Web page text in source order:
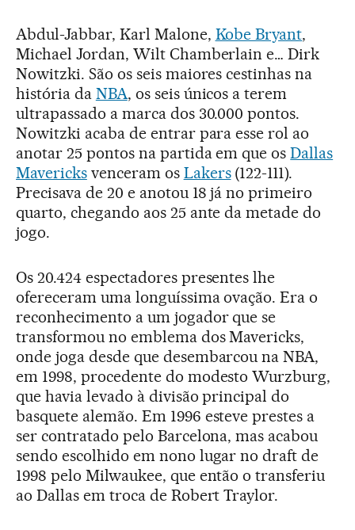
Abdul-Jabbar, Karl Malone, Kobe Bryant,
Michael Jordan, Wilt Chamberlain e… Dirk
Nowitzki. São os seis maiores cestinhas na
história da NBA, os seis únicos a terem
ultrapassado a marca dos 30.000 pontos.
Nowitzki acaba de entrar para esse rol ao
anotar 25 pontos na partida em que osDallas
Mavericksvenceram os Lakers(122-111).
Precisava de 20 e anotou 18 já no primeiro
quarto, chegando aos 25 ante da metade do
jogo.
Os 20.424 espectadores presentes lhe
ofereceram uma longuíssima ovação. Era o
reconhecimento a um jogador que se
transformou no emblema dos Mavericks,
onde joga desde que desembarcou na NBA,
em 1998, procedente do modesto Wurzburg,
que havia levado à divisão principal do
basquete alemão. Em 1996 esteve prestes a
ser contratado pelo Barcelona, mas acabou
sendo escolhido em nono lugar no draft de
1998 pelo Milwaukee, que então o transferiu
ao Dallas em troca de Robert Traylor.